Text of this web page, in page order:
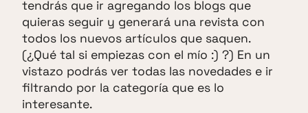
tendrás que ir agregando los blogs que
quieras seguir y generará una revista con
todos los nuevos artículos que saquen.
(¿Qué tal si empiezas con el mío :) ?) En un
vistazo podrás ver todas las novedades e ir
filtrando por la categoría que es lo
interesante.